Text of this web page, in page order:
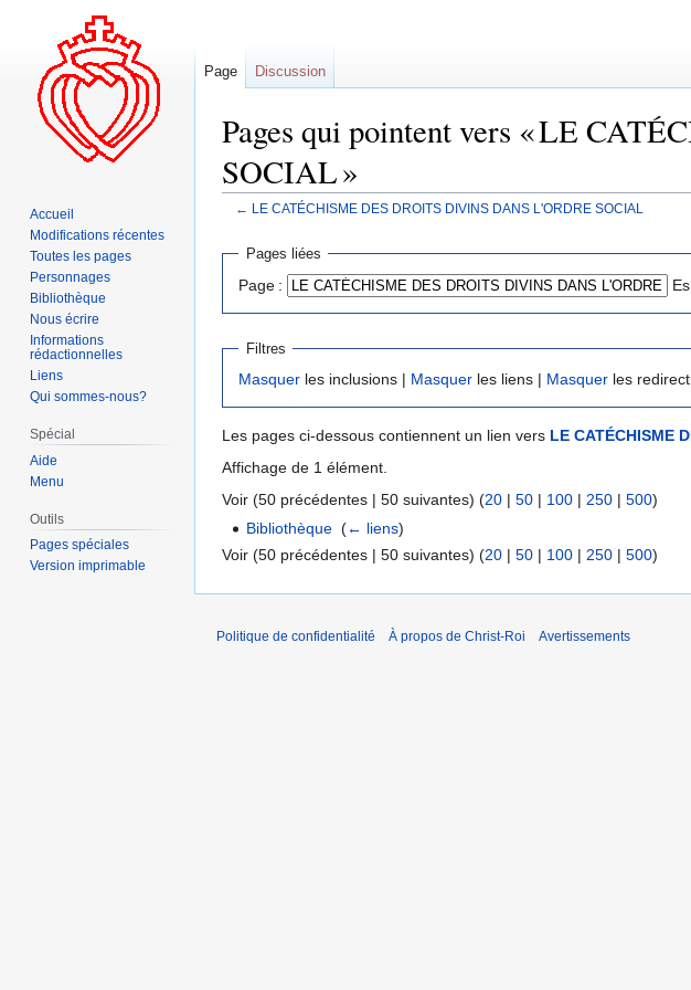
Pages qui pointent vers « LE
SOCIAL »
← LE CATÉCHISME DES DROITS DIVINS DANS L'ORDRE SOCIAL
Aller
navigation
Aller
recherche
Pages liées
Page :
Filtres
Masquer les inclusions | Masquer les liens | Masquer les
Les pages ci-dessous contiennent un lien vers LE CATÉCHISME
Affichage de 1 élément.
Voir (50 précédentes | 50 suivantes) (20 | 50 | 100 | 250 | 500)
Bibliothèque ‎(← liens)
Voir (50 précédentes | 50 suivantes) (20 | 50 | 100 | 250 | 500)
Page Discussion
Accueil
Modifications récentes
Toutes les pages
Personnages
Bibliothèque
Nous écrire
Informations
rédactionnelles
Liens
Qui sommes-nous?
Spécial
Aide
Menu
Outils
Pages spéciales
Version imprimable
Politique de confidentialité À propos de Christ-Roi Avertissements